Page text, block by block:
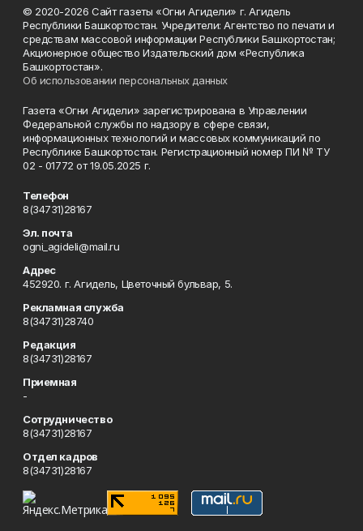
© 2020-2026 Сайт газеты «Огни Агидели» г. Агидель
Республики Башкортостан. Учредители: Агентство по печати и
средствам массовой информации Республики Башкортостан;
Акционерное общество Издательский дом «Республика
Башкортостан».
Об использовании персональных данных
Газета «Огни Агидели» зарегистрирована в Управлении
Федеральной службы по надзору в сфере связи,
информационных технологий и массовых коммуникаций по
Республике Башкортостан. Регистрационный номер ПИ № ТУ
02 - 01772 от 19.05.2025 г.
Телефон
8(34731)28167
Эл. почта
ogni_agideli@mail.ru
Адрес
452920. г. Агидель, Цветочный бульвар, 5.
Рекламная служба
8(34731)28740
Редакция
8(34731)28167
Приемная
-
Сотрудничество
8(34731)28167
Отдел кадров
8(34731)28167